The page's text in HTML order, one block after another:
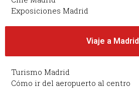
Exposiciones Madrid
Viaje a Madrid
Turismo Madrid
Cómo ir del aeropuerto al centro